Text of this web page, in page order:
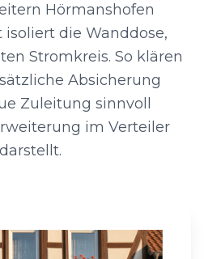
Hörmanshofen
die Wanddose,
Stromkreis. So klären
Absicherung
Zuleitung sinnvoll
im Verteiler